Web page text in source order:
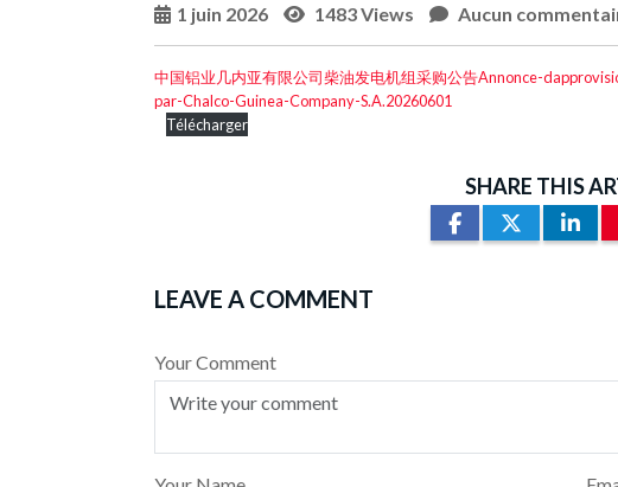
1 juin 2026 1483 Views Aucun
中国铝业几内亚有限公司柴油发电机组采购公告Annonce-
par-Chalco-Guinea-Company-S.A.20260601
Télécharger
SHARE THIS
LEAVE A COMMENT
Your Comment